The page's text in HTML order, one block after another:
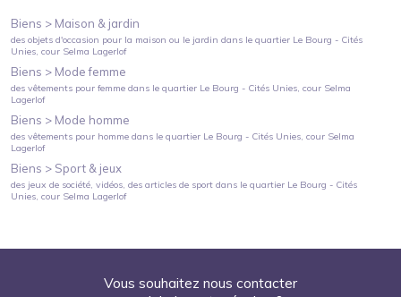
Biens > Maison & jardin
des objets d'occasion pour la maison ou le jardin dans le quartier Le Bourg - Cités
Unies, cour Selma Lagerlof
Biens > Mode femme
des vêtements pour femme dans le quartier Le Bourg - Cités Unies, cour Selma
Lagerlof
Biens > Mode homme
des vêtements pour homme dans le quartier Le Bourg - Cités Unies, cour Selma
Lagerlof
Biens > Sport & jeux
des jeux de société, vidéos, des articles de sport dans le quartier Le Bourg - Cités
Unies, cour Selma Lagerlof
Vous souhaitez nous contacter